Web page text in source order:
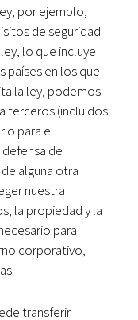
por ejemplo,
de seguridad
lo que incluye
países en los que
la ley, podemos
terceros (incluidos
para el
de
alguna otra
nuestra
la propiedad y la
para
corporativo,
transferir